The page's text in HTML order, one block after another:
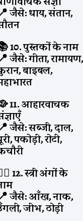
जैसे: धाय, संतान,
10. पुस्तकों के नाम
जैसे: गीता, रामायण,
बाइबल,
11. आहारवाचक
जैसे: सब्जी, दाल,
पकोड़ी, रोटी,
12. स्त्री अंगों के
जैसे: आँख, नाक,
जीभ, ठोड़ी